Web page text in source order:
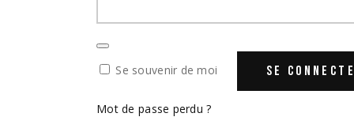
Se souvenir de moi SE
Mot de passe perdu ?